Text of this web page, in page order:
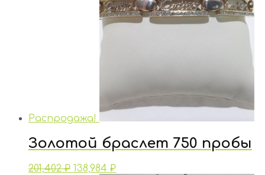
Распродажа!
Золотой браслет 750 пробы
201,402₽ 138,984 ₽